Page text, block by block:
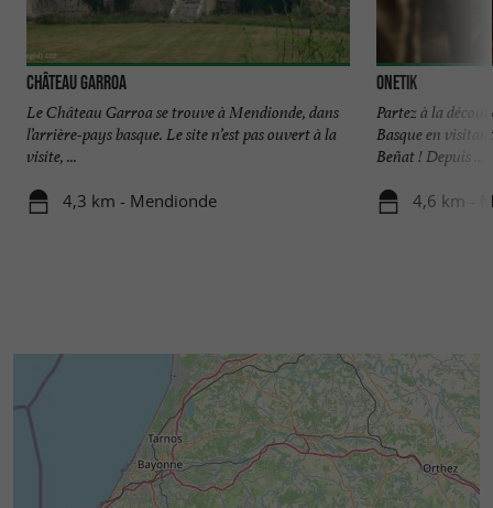
Château Garroa
Le Château Garroa se trouve à Mendionde, dans
l’arrière-pays basque. Le site n’est pas ouvert à la
visite, ...
4,3 km - Mendionde
Onetik
Partez à la
Basque en
Beñat ! Depuis ...
4,6 km -